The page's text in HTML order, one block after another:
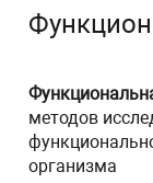
методов
организма